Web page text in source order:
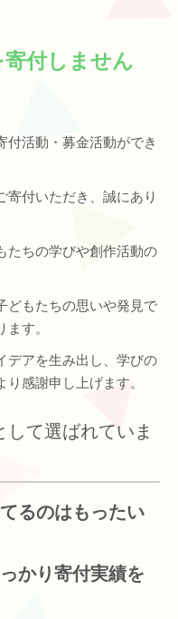
付しません
付活動・募金活動ができ
寄付いただき、誠にあり
たちの学びや創作活動の
どもたちの思いや発見で
す。
デアを生み出し、学びの
感謝申し上げます。
て選ばれていま
るのはもったい
かり寄付実績を